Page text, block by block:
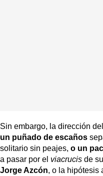
Sin embargo, la dirección
un puñado de escaños
solitario sin peajes, o un
a pasar por el viacrucis de
Jorge Azcón, o la hipótesis